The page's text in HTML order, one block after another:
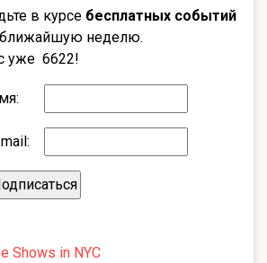
в курсе бесплатных событий
неделю.
уже 6622!
Shows in NYC